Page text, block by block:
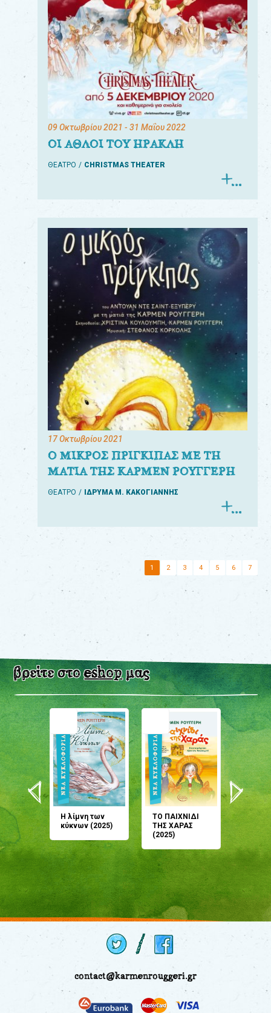
09 Οκτωβρίου 2021 - 31 Μαΐου 2022
ΟΙ ΑΘΛΟΙ ΤΟΥ ΗΡΑΚΛΗ
ΘΕΑΤΡΟ CHRISTMAS THEATER
17 Οκτωβρίου 2021
Ο ΜΙΚΡΟΣ ΠΡΙΓΚΙΠΑΣ ΜΕ ΤΗ
ΜΑΤΙΑ ΤΗΣ ΚΑΡΜΕΝ ΡΟΥΓΓΕΡΗ
ΘΕΑΤΡΟ ΙΔΡΥΜΑ Μ. ΚΑΚΟΓΙΑΝΝΗΣ
1 2 3 4 5 6 7
βρείτε στοeshopμας
Η λίμνη των
κύκνων (2025)
ΤΟ ΠΑΙΧΝΙΔΙ
ΤΗΣ ΧΑΡΑΣ
(2025)
μου;
(2024)
contact@karmenrouggeri.gr